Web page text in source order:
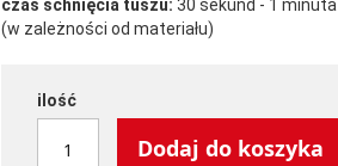
czas schnięcia tuszu: 30 sekund - 1 minuta
(w zależności od materiału)
ilość
Dodaj do koszyka